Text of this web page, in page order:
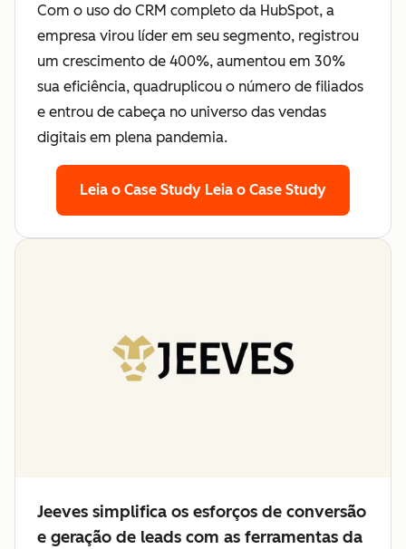
Com o uso do CRM completo da HubSpot, a
empresa virou líder em seu segmento, registrou
um crescimento de 400%, aumentou em 30%
sua eficiência, quadruplicou o número de filiados
e entrou de cabeça no universo das vendas
digitais em plena pandemia.
Leia o Case Study Leia o Case Study
Jeeves simplifica os esforços de conversão
e geração de leads com as ferramentas da